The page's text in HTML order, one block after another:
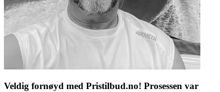
Veldig fornøyd med Pristilbud.no! Prosessen var